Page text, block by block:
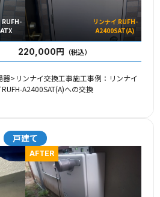
RUFH-
リンナイ RUFH-
A2400SAT(A)
220,000円 （税込）
>リンナイ交換工事施工事例：リンナイ
A2400SAT(A)への交換
戸建て
AFTER